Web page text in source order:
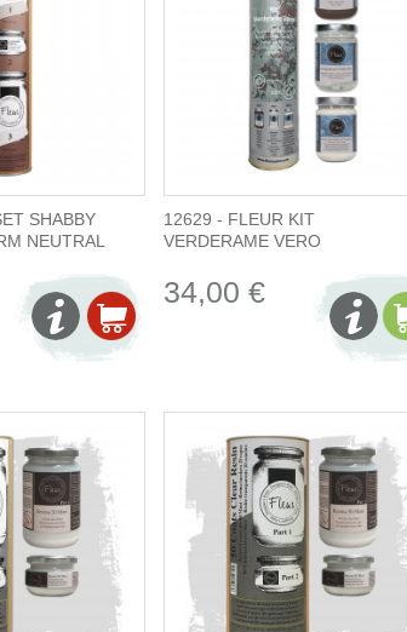
SHABBY
NEUTRAL
12629 - FLEUR KIT
VERDERAME VERO
34,00 €